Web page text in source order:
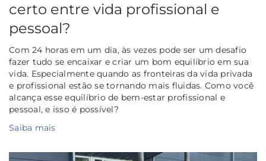
certo entre vida profissional e
pessoal?
Com 24 horas em um dia, às vezes pode ser um desafio
fazer tudo se encaixar e criar um bom equilíbrio em sua
vida. Especialmente quando as fronteiras da vida privada
e profissional estão se tornando mais fluidas. Como você
alcança esse equilíbrio de bem-estar profissional e
pessoal, e isso é possível?
Saiba mais